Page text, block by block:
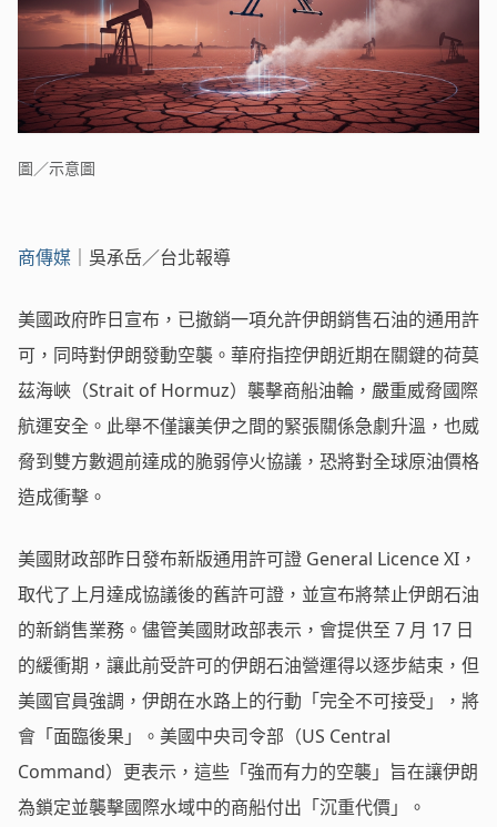
圖／示意圖
商傳媒 ｜吳承岳／台北報導
美國政府昨日宣布，已撤銷一項允許伊朗銷售石油的通用許
可，同時對伊朗發動空襲。華府指控伊朗近期在關鍵的荷莫
茲海峽（Strait of Hormuz）襲擊商船油輪，嚴重威脅國際
航運安全。此舉不僅讓美伊之間的緊張關係急劇升溫，也威
脅到雙方數週前達成的脆弱停火協議，恐將對全球原油價格
造成衝擊。
美國財政部昨日發布新版通用許可證 General Licence XI，
取代了上月達成協議後的舊許可證，並宣布將禁止伊朗石油
的新銷售業務。儘管美國財政部表示，會提供至 7 月 17 日
的緩衝期，讓此前受許可的伊朗石油營運得以逐步結束，但
美國官員強調，伊朗在水路上的行動「完全不可接受」，將
會「面臨後果」。美國中央司令部（US Central
Command）更表示，這些「強而有力的空襲」旨在讓伊朗
為鎖定並襲擊國際水域中的商船付出「沉重代價」。